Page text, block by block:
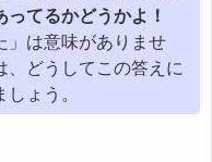
ってるかどうかよ！
」は意味がありませ
、どうしてこの答えに
ょう。